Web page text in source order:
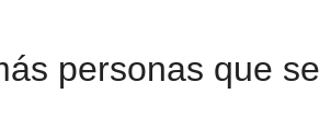
personas que